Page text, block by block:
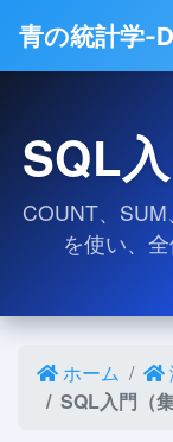
青の統計学-
SQL
COUNT、
を使い、
ホーム
SQL入門（